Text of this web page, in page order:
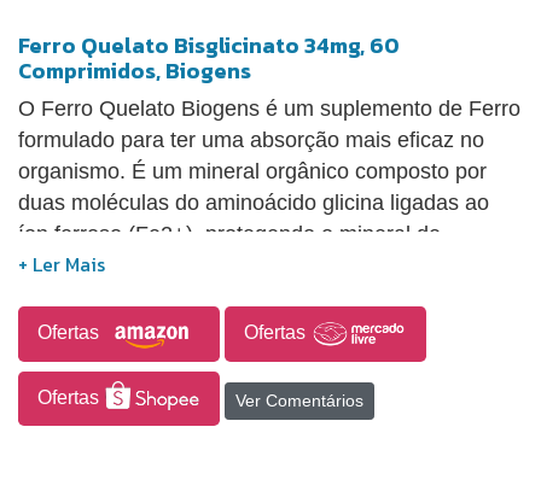
Ferro Quelato Bisglicinato 34mg, 60
Comprimidos, Biogens
O Ferro Quelato Biogens é um suplemento de Ferro
formulado para ter uma absorção mais eficaz no
organismo. É um mineral orgânico composto por
duas moléculas do aminoácido glicina ligadas ao
íon ferroso (Fe2+), protegendo o mineral de
reações indesejáveis e o tornando mais
Ofertas Ofertas
Ofertas Ver Comentários